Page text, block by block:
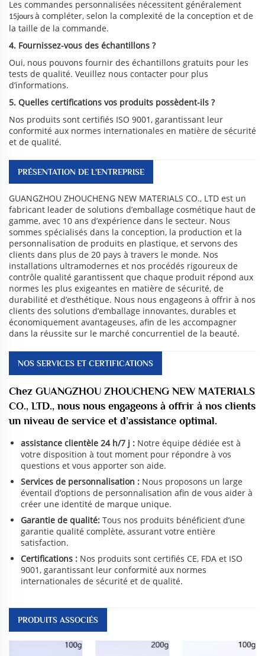
Les commandes personnalisées nécessitent généralement
15jours à compléter, selon la complexité de la conception et de
la taille de la commande.
4. Fournissez-vous des échantillons ?
Oui, nous pouvons fournir des échantillons gratuits pour les
tests de qualité. Veuillez nous contacter pour plus
d’informations.
5. Quelles certifications vos produits possèdent-ils ?
Nos produits sont certifiés ISO 9001, garantissant leur
conformité aux normes internationales en matière de sécurité
et de qualité.
PRÉSENTATION DE L'ENTREPRISE
GUANGZHOU ZHOUCHENG NEW MATERIALS CO., LTD est un
fabricant leader de solutions d’emballage cosmétique haut de
gamme, avec 10 ans d’expérience dans le secteur. Nous
sommes spécialisés dans la conception, la production et la
personnalisation de produits en plastique, et servons des
clients dans plus de 20 pays à travers le monde. Nos
installations ultramodernes et nos procédés rigoureux de
contrôle qualité garantissent que chaque produit répond aux
normes les plus exigeantes en matière de sécurité, de
durabilité et d’esthétique. Nous nous engageons à offrir à nos
clients des solutions d’emballage innovantes, durables et
économiquement avantageuses, afin de les accompagner
dans la réussite sur le marché concurrentiel de la beauté.
NOS SERVICES ET CERTIFICATIONS
Chez GUANGZHOU ZHOUCHENG NEW MATERIALS
CO., LTD., nous nous engageons à offrir à nos clients
un niveau de service et d’assistance optimal.
assistance clientèle 24 h/7 j : Notre équipe dédiée est à
votre disposition à tout moment pour répondre à vos
questions et vous apporter son aide.
Services de personnalisation : Nous proposons un large
éventail d’options de personnalisation afin de vous aider à
créer une identité de marque unique.
Garantie de qualité: Tous nos produits bénéficient d’une
garantie qualité complète, assurant votre entière
satisfaction.
Certifications : Nos produits sont certifiés CE, FDA et ISO
9001, garantissant leur conformité aux normes
internationales de sécurité et de qualité.
PRODUITS ASSOCIÉS